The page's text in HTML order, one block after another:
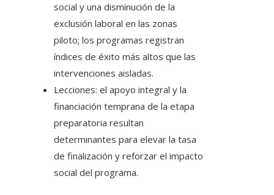
social y una disminución de la
exclusión laboral en las zonas
piloto; los programas registran
índices de éxito más altos que las
intervenciones aisladas.
Lecciones: el apoyo integral y la
financiación temprana de la etapa
preparatoria resultan
determinantes para elevar la tasa
de finalización y reforzar el impacto
social del programa.